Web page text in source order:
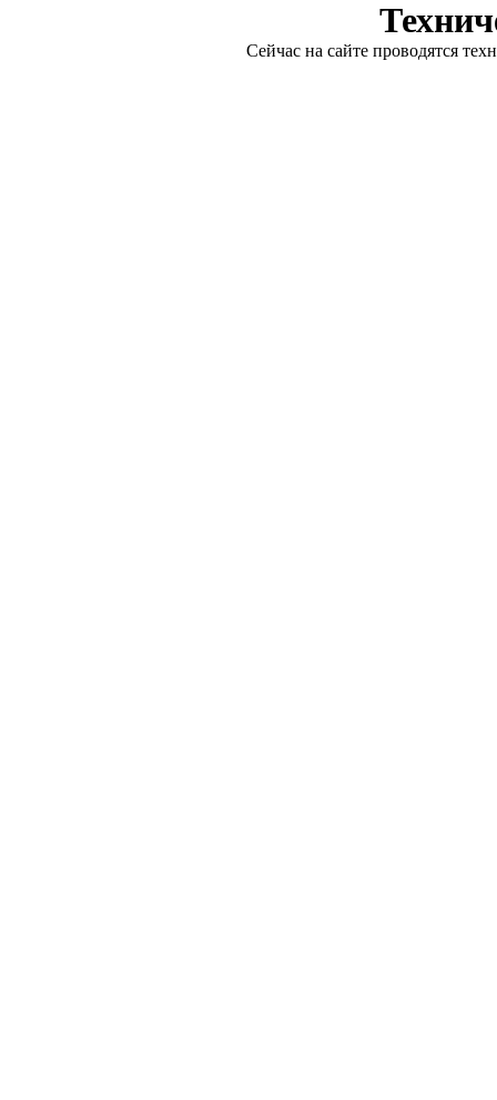
Сейчас на сайте проводятся